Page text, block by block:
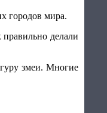
городов мира.
делали
змеи. Многие